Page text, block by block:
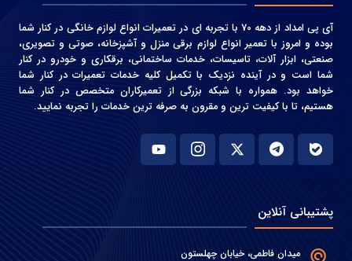
آی پی امداد از دهه 70 با تجربه ای در تعمیرات انواع لوازم خانگی در کنار شما
بوده و امروز با تعمیر انواع لوازم برقی منزل و آشپزخانه، صوتی و‌ تصویری،
صنعتی، ابزار آلات، تاسیسات، خدمات ساختمانی، برقکاری و خودرو در کنار
شما است و در آینده نزدیک با تکمیل کلیه خدمات تعمیرات در کنار شما
خواهد بود. همواره با شبکه بزرگی از تعمیرکاران متخصص در کنار شما
هستیم، تا با کیفیت ترین و مقرون به صرفه ترین خدمات را تجربه نمایید.
پشتیبانی آنلاین
میدان فاطمی، خیابان چهلستون